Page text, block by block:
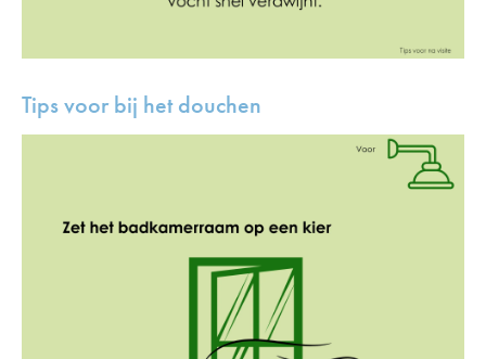
Tips voor bij het douchen